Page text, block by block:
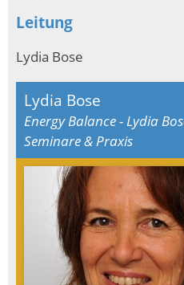
Leitung
Lydia Bose
Lydia Bose
Energy Balance - Lydia
Seminare & Praxis